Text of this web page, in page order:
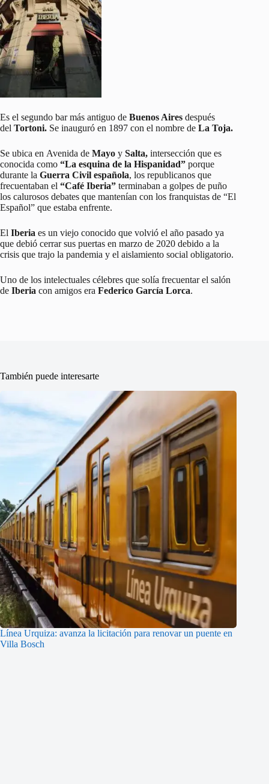
Es el segundo bar más antiguo de Buenos Aires después
del Tortoni. Se inauguró en 1897 con el nombre de La Toja.
Se ubica en Avenida de Mayo y Salta, intersección que es
conocida como “La esquina de la Hispanidad” porque
durante la Guerra Civil española, los republicanos que
frecuentaban el “Café Iberia” terminaban a golpes de puño
los calurosos debates que mantenían con los franquistas de “El
Español” que estaba enfrente.
El Iberia es un viejo conocido que volvió el año pasado ya
que debió cerrar sus puertas en marzo de 2020 debido a la
crisis que trajo la pandemia y el aislamiento social obligatorio.
Uno de los intelectuales célebres que solía frecuentar el salón
de Iberia con amigos era Federico García Lorca.
También puede interesarte
Línea Urquiza: avanza la licitación para renovar un puente en
Villa Bosch